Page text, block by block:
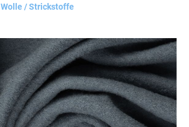
Wolle / Strickstoffe